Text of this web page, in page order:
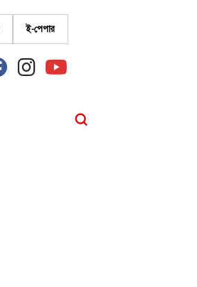
ই-পেপার
fab
fa-
fab
fa-
fab
fa-